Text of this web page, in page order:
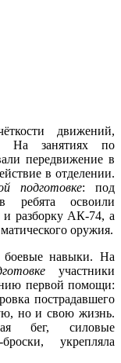
движений,
На занятиях по
передвижение в
в отделении.
подготовке: под
ребята освоили
и разборку АК-74, а
оружия.
навыки. На
участники
первой помощи:
пострадавшего
но и свою жизнь.
бег, силовые
укрепляла